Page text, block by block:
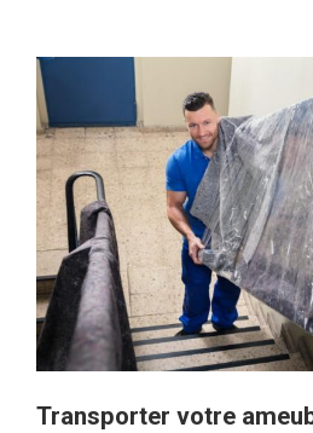
Transporter votre